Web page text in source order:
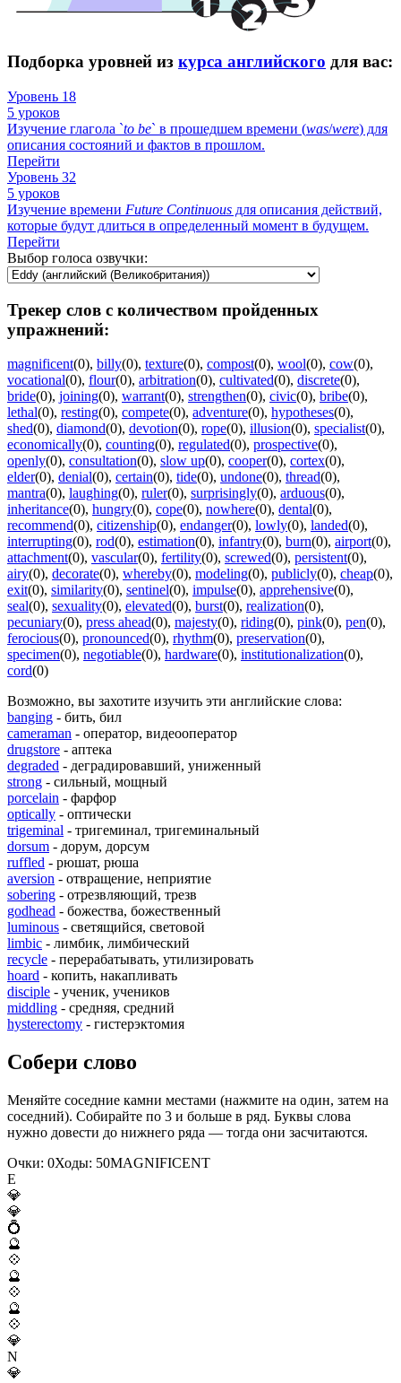
Подборка уровней из курса английского для вас:
Уровень 18
5 уроков
Изучение глагола `to be` в прошедшем времени (was/were) для
описания состояний и фактов в прошлом.
Перейти
Уровень 32
5 уроков
Изучение времени Future Continuous для описания действий,
которые будут длиться в определенный момент в будущем.
Перейти
Выбор голоса озвучки:
Трекер слов с количеством пройденных
упражнений:
magnificent(0), billy(0), texture(0), compost(0), wool(0), cow(0),
vocational(0), flour(0), arbitration(0), cultivated(0), discrete(0),
bride(0), joining(0), warrant(0), strengthen(0), civic(0), bribe(0),
lethal(0), resting(0), compete(0), adventure(0), hypotheses(0),
shed(0), diamond(0), devotion(0), rope(0), illusion(0), specialist(0),
economically(0), counting(0), regulated(0), prospective(0),
openly(0), consultation(0), slow up(0), cooper(0), cortex(0),
elder(0), denial(0), certain(0), tide(0), undone(0), thread(0),
mantra(0), laughing(0), ruler(0), surprisingly(0), arduous(0),
inheritance(0), hungry(0), cope(0), nowhere(0), dental(0),
recommend(0), citizenship(0), endanger(0), lowly(0), landed(0),
interrupting(0), rod(0), estimation(0), infantry(0), burn(0), airport(0),
attachment(0), vascular(0), fertility(0), screwed(0), persistent(0),
airy(0), decorate(0), whereby(0), modeling(0), publicly(0), cheap(0),
exit(0), similarity(0), sentinel(0), impulse(0), apprehensive(0),
seal(0), sexuality(0), elevated(0), burst(0), realization(0),
pecuniary(0), press ahead(0), majesty(0), riding(0), pink(0), pen(0),
ferocious(0), pronounced(0), rhythm(0), preservation(0),
specimen(0), negotiable(0), hardware(0), institutionalization(0),
cord(0)
Возможно, вы захотите изучить эти английские слова:
banging - бить, бил
cameraman - оператор, видеооператор
drugstore - аптека
degraded - деградировавший, униженный
strong - сильный, мощный
porcelain - фарфор
optically - оптически
trigeminal - тригеминал, тригеминальный
dorsum - дорум, дорсум
ruffled - рюшат, рюша
aversion - отвращение, неприятие
sobering - отрезвляющий, трезв
godhead - божества, божественный
luminous - светящийся, световой
limbic - лимбик, лимбический
recycle - перерабатывать, утилизировать
hoard - копить, накапливать
disciple - ученик, учеников
middling - средняя, средний
hysterectomy - гистерэктомия
Собери слово
Меняйте соседние камни местами (нажмите на один, затем на
соседний). Собирайте по 3 и больше в ряд. Буквы слова
нужно довести до нижнего ряда — тогда они засчитаются.
Очки: 0Ходы: 50MAGNIFICENT
E
💎
💎
💍
🔮
💠
🔮
💠
🔮
💠
💎
N
💎